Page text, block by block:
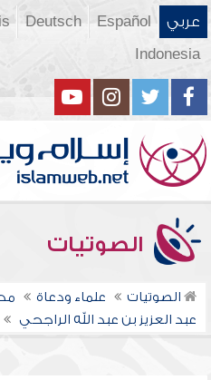
عربي Español
Deutsch
Indonesia
الصوتيات
الصوتيات علماء ودعاة
عبد العزيز بن عبد الله الراجحي